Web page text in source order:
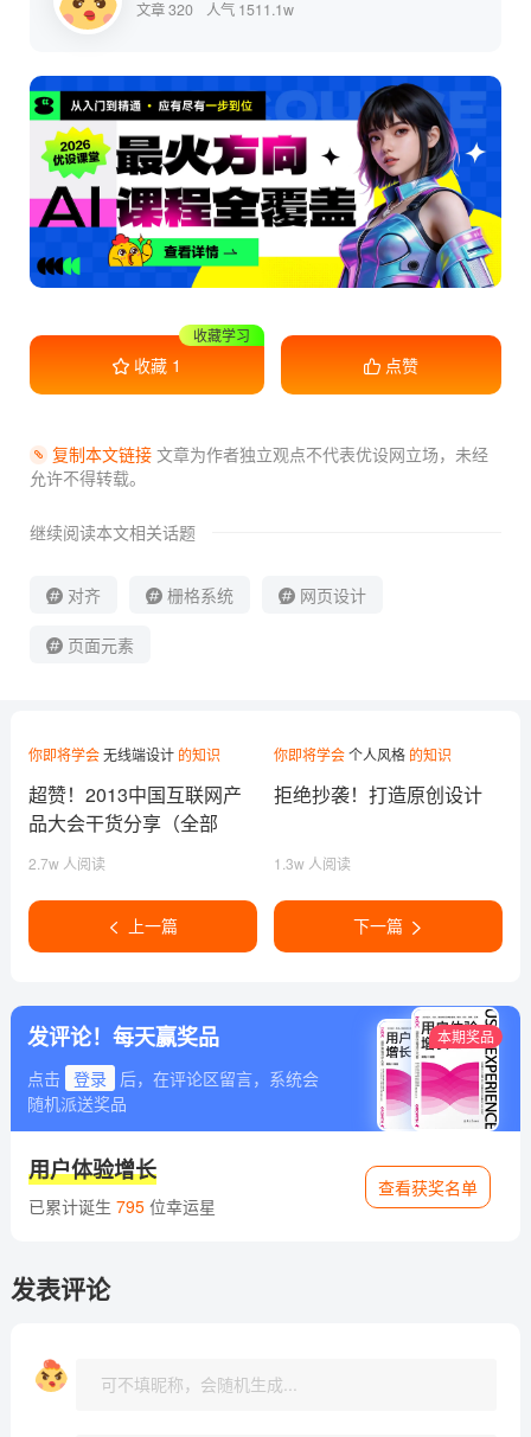
文章 320 人气 1511.1w
收藏 1
干货满满
点赞
复制本文链接文章为作者独立观点不代表优设网立场， 未经
允许不得转载。
继续阅读本文相关话题
对齐 栅格系统 网页设计
页面元素
你即将学会无线端设计的知识
超赞！2013中国互联网产
品大会干货分享（全部
ppt）
2.7w 人阅读
上一篇
你即将学会个人风格 的知识
拒绝抄袭！打造原创设计
1.3w 人阅读
下一篇
发评论！每天赢奖品
点击 登录
后，在评论区留言，系统会
随机派送奖品
本期奖品
用户体验增长
已累计诞生 795位幸运星
查看获奖名单
发表评论